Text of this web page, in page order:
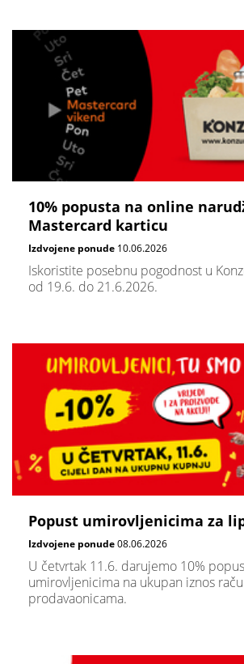
10% popusta na online
Mastercard karticu
Izdvojene ponude 10.06.2026
Iskoristite posebnu pogodnost u
od 19.6. do 21.6.2026.
Popust umirovljenicima za
Izdvojene ponude08.06.2026
U četvrtak 11.6. darujemo 10%
umirovljenicima na ukupan iznos
prodavaonicama.